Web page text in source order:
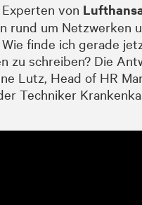
von
rund um
finde ich gerade
zu schreiben? Die
Lutz, Head of HR
Techniker